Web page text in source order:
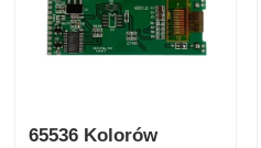
65536 Kolorów